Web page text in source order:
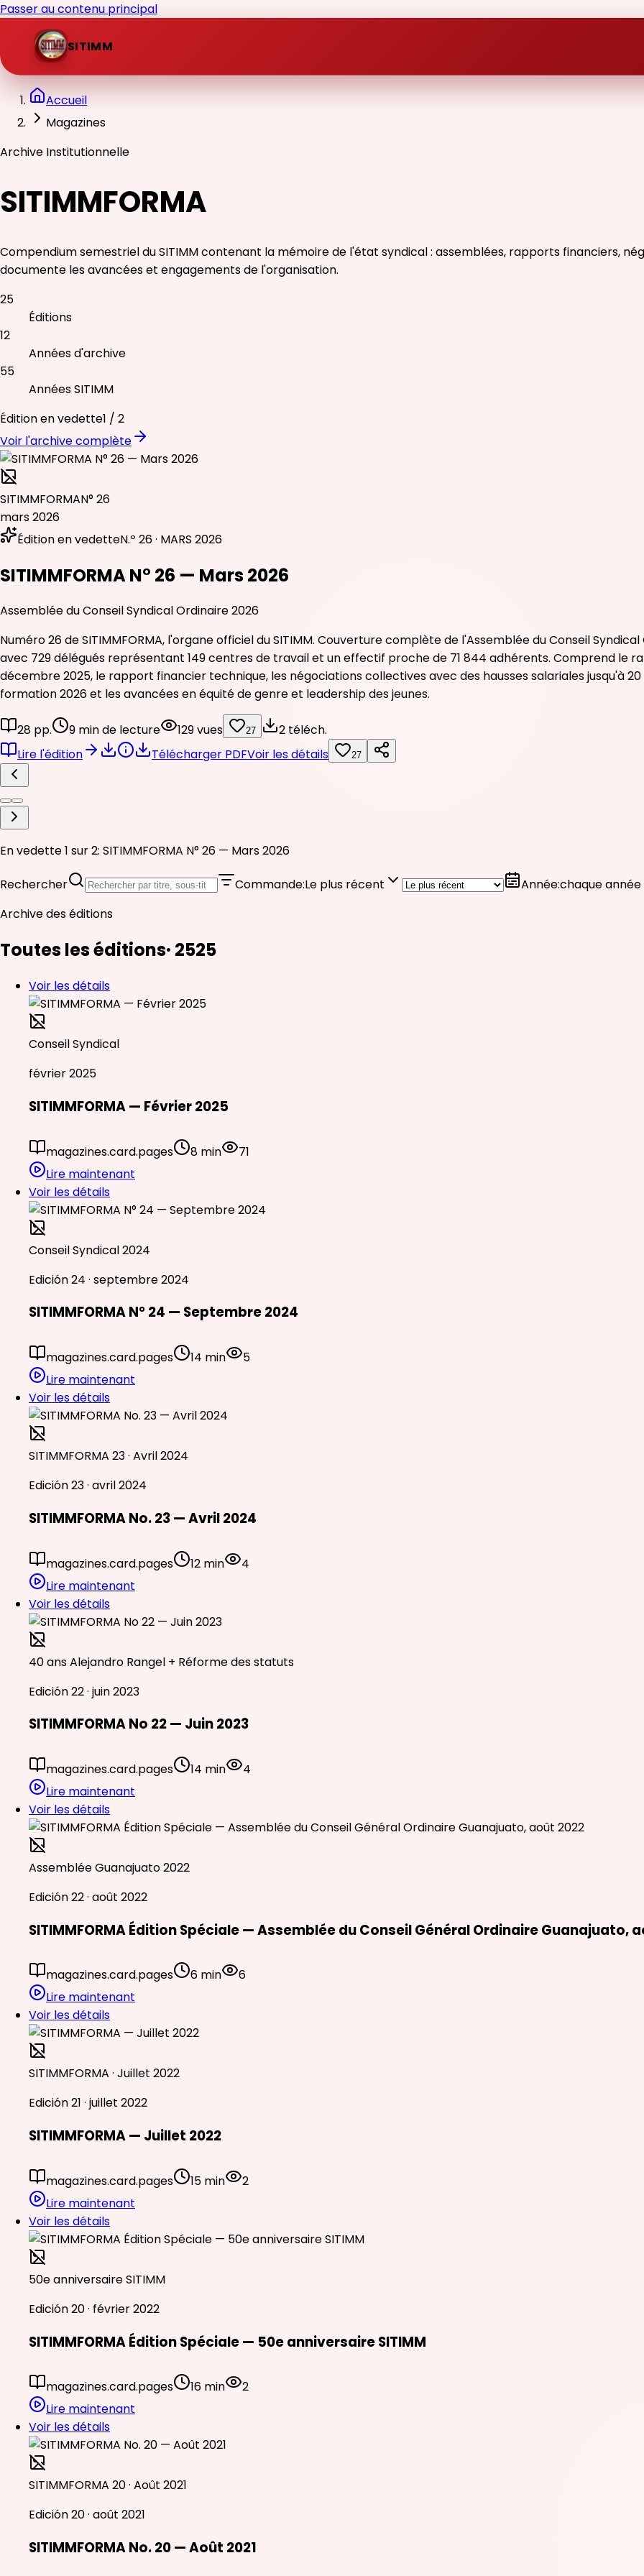
Passer au contenu principal
SITIMM
Accueil
Magazines
Archive Institutionnelle
SITIMMFORMA
Compendium semestriel du SITIMM contenant la mémoire de l'état syndical : assemblées, rapports financiers,
documente les avancées et engagements de l'organisation.
25
Éditions
12
Années d'archive
55
Années SITIMM
Édition en vedette1 / 2
Voir l'archive complète
SITIMMFORMAN° 26
mars 2026
Édition en vedetteN.º 26 · MARS 2026
SITIMMFORMA N° 26 — Mars 2026
Assemblée du Conseil Syndical Ordinaire 2026
Numéro 26 de SITIMMFORMA, l'organe officiel du SITIMM. Couverture complète de l'Assemblée du Conseil
avec 729 délégués représentant 149 centres de travail et un effectif proche de 71 844 adhérents. Comprend le
décembre 2025, le rapport financier technique, les négociations collectives avec des hausses salariales jusqu'à
formation 2026 et les avancées en équité de genre et leadership des jeunes.
28 pp. 9 min de lecture 129 vues 27
2 téléch.
Lire l'édition
Télécharger PDFVoir les détails 27
En vedette 1 sur 2: SITIMMFORMA N° 26 — Mars 2026
Rechercher Commande:Le plus récent Année:chaque année
Archive des éditions
Toutes les éditions· 2525
Voir les détails
Conseil Syndical
février 2025
SITIMMFORMA — Février 2025
magazines.card.pages 8 min
71
Lire maintenant
Voir les détails
Conseil Syndical 2024
Edición 24 · septembre 2024
SITIMMFORMA N° 24 — Septembre 2024
magazines.card.pages 14 min
5
Lire maintenant
Voir les détails
SITIMMFORMA 23 · Avril 2024
Edición 23 · avril 2024
SITIMMFORMA No. 23 — Avril 2024
magazines.card.pages 12 min
4
Lire maintenant
Voir les détails
40 ans Alejandro Rangel + Réforme des statuts
Edición 22 · juin 2023
SITIMMFORMA No 22 — Juin 2023
magazines.card.pages 14 min
4
Lire maintenant
Voir les détails
Assemblée Guanajuato 2022
Edición 22 · août 2022
SITIMMFORMA Édition Spéciale — Assemblée du Conseil Général Ordinaire Guanajuato,
magazines.card.pages 6 min
6
Lire maintenant
Voir les détails
SITIMMFORMA · Juillet 2022
Edición 21 · juillet 2022
SITIMMFORMA — Juillet 2022
magazines.card.pages 15 min
2
Lire maintenant
Voir les détails
50e anniversaire SITIMM
Edición 20 · février 2022
SITIMMFORMA Édition Spéciale — 50e anniversaire SITIMM
magazines.card.pages 16 min
2
Lire maintenant
Voir les détails
SITIMMFORMA 20 · Août 2021
Edición 20 · août 2021
SITIMMFORMA No. 20 — Août 2021